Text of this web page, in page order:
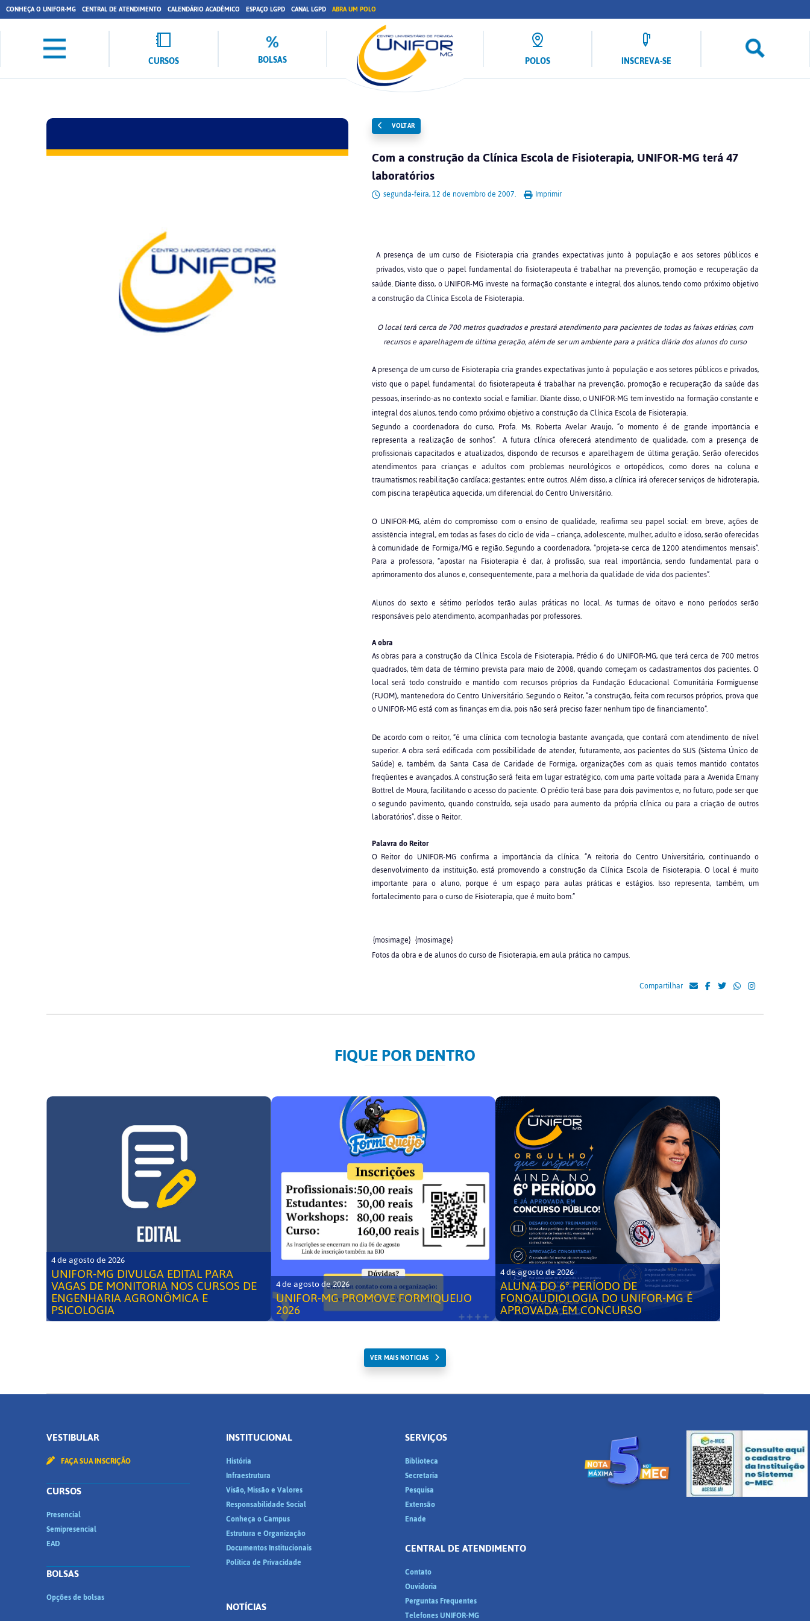
CONHEÇA O UNIFOR-MG CENTRAL DE ATENDIMENTO CALENDÁRIO ACADÊMICO ESPAÇO LGPD CANAL LGPD ABRA UM POLO
CURSOS BOLSAS POLOS INSCREVA-SE
VOLTAR
Com a construção da Clínica Escola de Fisioterapia, UNIFOR-MG terá 47
laboratórios
segunda-feira, 12 de novembro de 2007. Imprimir
A presença de um curso de Fisioterapia cria grandes expectativas junto à população e aos setores públicos e
privados, visto que o papel fundamental do fisioterapeuta é trabalhar na prevenção, promoção e recuperação da
saúde. Diante disso, o UNIFOR-MG investe na formação constante e integral dos alunos, tendo como próximo objetivo
a construção da Clínica Escola de Fisioterapia.
O local terá cerca de 700 metros quadrados e prestará atendimento para pacientes de todas as faixas etárias, com
recursos e aparelhagem de última geração, além de ser um ambiente para a prática diária dos alunos do curso
A presença de um curso de Fisioterapia cria grandes expectativas junto à população e aos setores públicos e privados,
visto que o papel fundamental do fisioterapeuta é trabalhar na prevenção, promoção e recuperação da saúde das
pessoas, inserindo-as no contexto social e familiar. Diante disso, o UNIFOR-MG tem investido na formação constante e
integral dos alunos, tendo como próximo objetivo a construção da Clínica Escola de Fisioterapia.
Segundo a coordenadora do curso, Profa. Ms. Roberta Avelar Araujo, “o momento é de grande importância e
representa a realização de sonhos”. A futura clínica oferecerá atendimento de qualidade, com a presença de
profissionais capacitados e atualizados, dispondo de recursos e aparelhagem de última geração. Serão oferecidos
atendimentos para crianças e adultos com problemas neurológicos e ortopédicos, como dores na coluna e
traumatismos; reabilitação cardíaca; gestantes; entre outros. Além disso, a clínica irá oferecer serviços de hidroterapia,
com piscina terapêutica aquecida, um diferencial do Centro Universitário.
O UNIFOR-MG, além do compromisso com o ensino de qualidade, reafirma seu papel social: em breve, ações de
assistência integral, em todas as fases do ciclo de vida – criança, adolescente, mulher, adulto e idoso, serão oferecidas
à comunidade de Formiga/MG e região. Segundo a coordenadora, “projeta-se cerca de 1200 atendimentos mensais”.
Para a professora, “apostar na Fisioterapia é dar, à profissão, sua real importância, sendo fundamental para o
aprimoramento dos alunos e, consequentemente, para a melhoria da qualidade de vida dos pacientes”.
Alunos do sexto e sétimo períodos terão aulas práticas no local. As turmas de oitavo e nono períodos serão
responsáveis pelo atendimento, acompanhadas por professores.
A obra
As obras para a construção da Clínica Escola de Fisioterapia, Prédio 6 do UNIFOR-MG, que terá cerca de 700 metros
quadrados, têm data de término prevista para maio de 2008, quando começam os cadastramentos dos pacientes. O
local será todo construído e mantido com recursos próprios da Fundação Educacional Comunitária Formiguense
(FUOM), mantenedora do Centro Universitário. Segundo o Reitor, “a construção, feita com recursos próprios, prova que
o UNIFOR-MG está com as finanças em dia, pois não será preciso fazer nenhum tipo de financiamento”.
De acordo com o reitor, “é uma clínica com tecnologia bastante avançada, que contará com atendimento de nível
superior. A obra será edificada com possibilidade de atender, futuramente, aos pacientes do SUS (Sistema Único de
Saúde) e, também, da Santa Casa de Caridade de Formiga, organizações com as quais temos mantido contatos
freqüentes e avançados. A construção será feita em lugar estratégico, com uma parte voltada para a Avenida Ernany
Bottrel de Moura, facilitando o acesso do paciente. O prédio terá base para dois pavimentos e, no futuro, pode ser que
o segundo pavimento, quando construído, seja usado para aumento da própria clínica ou para a criação de outros
laboratórios”, disse o Reitor.
Palavra do Reitor
O Reitor do UNIFOR-MG confirma a importância da clínica. “A reitoria do Centro Universitário, continuando o
desenvolvimento da instituição, está promovendo a construção da Clínica Escola de Fisioterapia. O local é muito
importante para o aluno, porque é um espaço para aulas práticas e estágios. Isso representa, também, um
fortalecimento para o curso de Fisioterapia, que é muito bom.”
{mosimage} {mosimage}
Fotos da obra e de alunos do curso de Fisioterapia, em aula prática no campus.
Compartilhar
FIQUE POR DENTRO
4 de agosto de 2026
UNIFOR-MG DIVULGA EDITAL PARA
VAGAS DE MONITORIA NOS CURSOS DE
ENGENHARIA AGRONÔMICA E
PSICOLOGIA
4 de agosto de 2026
UNIFOR-MG PROMOVE FORMIQUEIJO
2026
4 de agosto de 2026
ALUNA DO 6° PERÍODO DE
FONOAUDIOLOGIA DO UNIFOR-MG É
APROVADA EM CONCURSO
VER MAIS NOTICIAS
VESTIBULAR
FAÇA SUA INSCRIÇÃO
CURSOS
Presencial
Semipresencial
EAD
BOLSAS
Opções de bolsas
INSTITUCIONAL
História
Infraestrutura
Visão, Missão e Valores
Responsabilidade Social
Conheça o Campus
Estrutura e Organização
Documentos Institucionais
Política de Privacidade
NOTÍCIAS
SERVIÇOS
Biblioteca
Secretaria
Pesquisa
Extensão
Enade
CENTRAL DE ATENDIMENTO
Contato
Ouvidoria
Perguntas Frequentes
Telefones UNIFOR-MG